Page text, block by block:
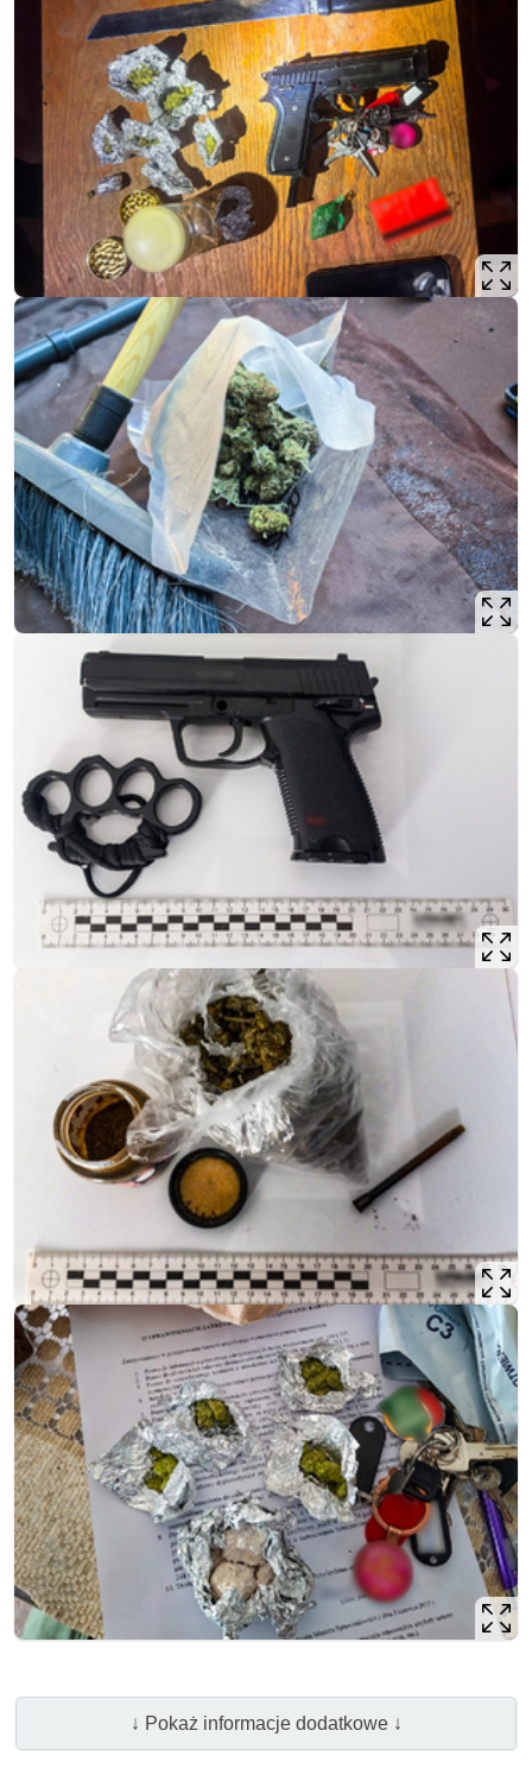
↓ Pokaż informacje dodatkowe ↓